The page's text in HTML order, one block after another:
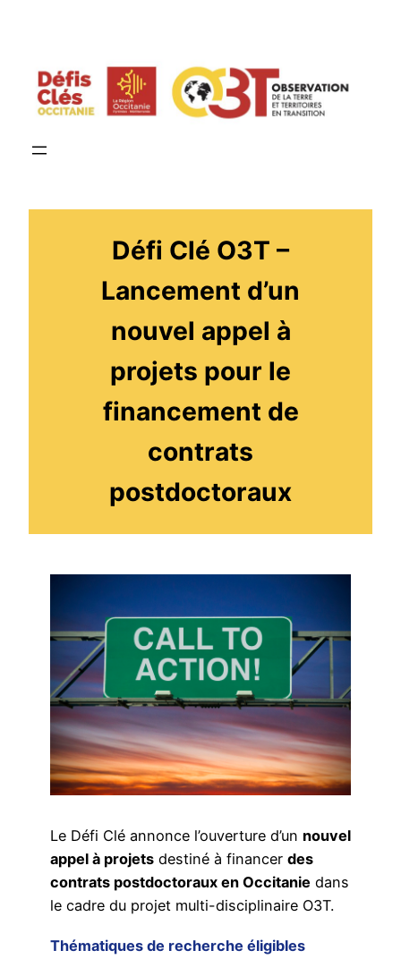
Défi Clé O3T –
Lancement d’un
nouvel appel à
projets pour le
financement de
contrats
postdoctoraux
Le Défi Clé annonce l’ouverture d’un nouvel
appel à projets destiné à financer des
contrats postdoctoraux en Occitanie dans
le cadre du projet multi-disciplinaire O3T.
Thématiques de recherche éligibles